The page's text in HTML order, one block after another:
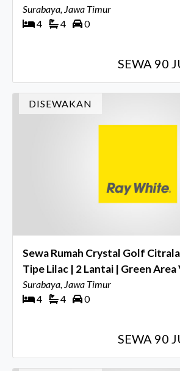
Surabaya, Jawa Timur
4
4 0
SEWA 90
DISEWAKAN
Sewa Rumah Crystal Golf
Tipe Lilac | 2 Lantai | Green Area
Surabaya, Jawa Timur
4
4 0
SEWA 90